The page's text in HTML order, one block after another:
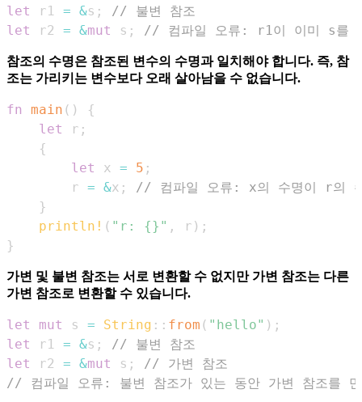
let
r1 = &s ;
// 불변 참조
let
r2 = &mut s ; // 컴파일 오류: r1이 이미 s를
참조의 수명은 참조된 변수의 수명과 일치해야 합니다. 즉, 참
조는 가리키는 변수보다 오래 살아남을 수 없습니다.
fn main ( )
{
let
r ;
{
let
x = 5 ;
        r
= &x ;
// 컴파일 오류: x의 수명이 r의 수
}
println! ( "r: {}" , r ) ;
}
가변 및 불변 참조는 서로 변환할 수 없지만 가변 참조는 다른
가변 참조로 변환할 수 있습니다.
let mut s = String :: from ( "hello" ) ;
let
r1 = &s ;
// 불변 참조
let
r2 = &mut s ;
// 가변 참조
// 컴파일 오류: 불변 참조가 있는 동안 가변 참조를